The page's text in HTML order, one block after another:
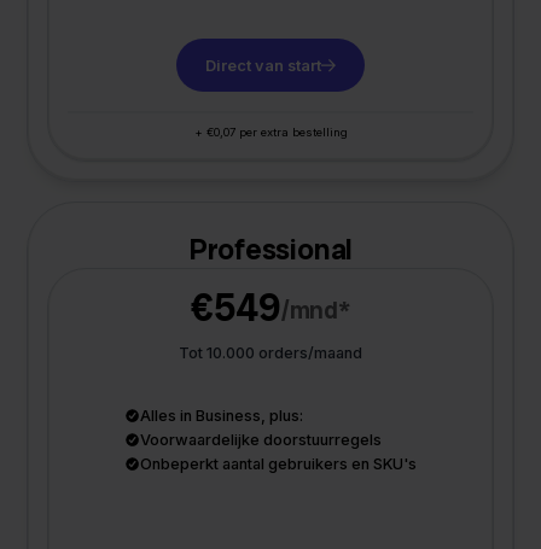
Direct van start
+ €0,07 per extra bestelling
Professional
€549/mnd*
Tot 10.000 orders/maand
Alles in Business, plus:
Voorwaardelijke doorstuurregels
Onbeperkt aantal gebruikers en SKU's